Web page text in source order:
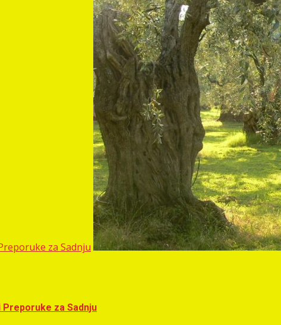
za Sadnju
za Sadnju